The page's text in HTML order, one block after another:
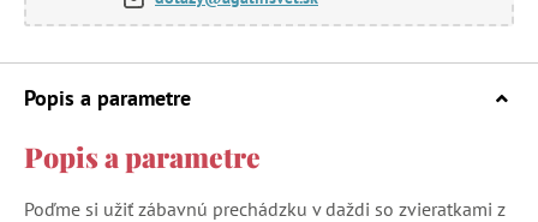
Popis a parametre
Popis a parametre
Poďme si užiť zábavnú prechádzku v daždi so zvieratkami z